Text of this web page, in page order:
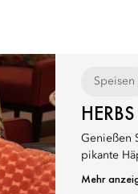
Speisen
Genießen
pikante
Mehr